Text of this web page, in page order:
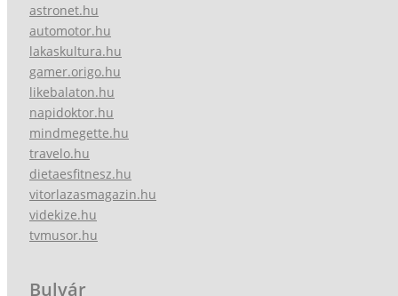
astronet.hu
automotor.hu
lakaskultura.hu
gamer.origo.hu
likebalaton.hu
napidoktor.hu
mindmegette.hu
travelo.hu
dietaesfitnesz.hu
vitorlazasmagazin.hu
videkize.hu
tvmusor.hu
Bulvár